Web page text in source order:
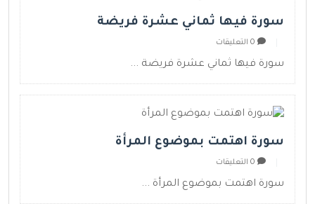
سورة فيها ثماني عشرة فريضة
سورة فيها ثماني عشرة فريضة ...
سورة اهتمت بموضوع المرأة
سورة اهتمت بموضوع المرأة ...